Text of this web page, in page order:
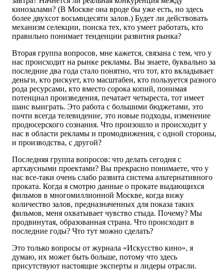
кинозалами? (В Москве она вроде бы уже есть, но здесь
более двухсот восьмидесяти залов.) Будет ли действовать
механизм селекции, поиска тех, кто умеет работать, кто
правильно понимает тенденции развития рынка?
Вторая группа вопросов, мне кажется, связана с тем, что у
нас происходит на рынке рекламы. Вы знаете, буквально за
последние два года стало понятно, что тот, кто вкладывает
деньги, кто рискует, кто масштабен, кто пользуется разного
рода ресурсами, кто вместо сорока копий, понимая
потенциал произведения, печатает четыреста, тот имеет
шанс выиграть. Это работа с большими бюджетами, это
почти всегда телевидение, это новые подходы, изменение
продюсерского сознания. Что произошло и происходит у
нас в области рекламы и промодвижения, с одной стороны,
и производства, с другой?
Последняя группа вопросов: что делать сегодня с
артхаусными проектами? Вы прекрасно понимаете, что у
нас все-таки очень слабо развита система альтернативного
проката. Когда я смотрю данные о прокате выдающихся
фильмов в многомиллионной Москве, когда вижу
количество залов, предназначенных для показа таких
фильмов, меня охватывает чувство стыда. Почему? Мы
продвинутая, образованная страна. Что происходит в
последние годы? Что тут можно сделать?
Это только вопросы от журнала «Искусство кино», я
думаю, их может быть больше, потому что здесь
присутствуют настоящие эксперты и лидеры отрасли.